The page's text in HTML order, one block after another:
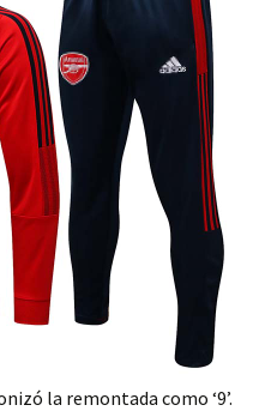
la remontada como ‘9’.